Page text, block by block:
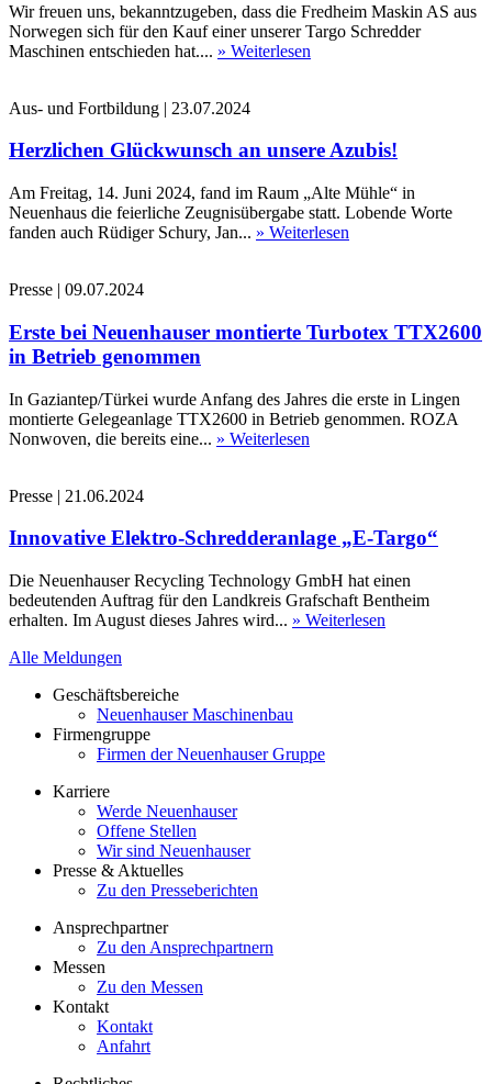
Wir freuen uns, bekanntzugeben, dass die Fredheim Maskin AS aus
Norwegen sich für den Kauf einer unserer Targo Schredder
Maschinen entschieden hat.... » Weiterlesen
Aus- und Fortbildung | 23.07.2024
Herzlichen Glückwunsch an unsere Azubis!
Am Freitag, 14. Juni 2024, fand im Raum „Alte Mühle“ in
Neuenhaus die feierliche Zeugnisübergabe statt. Lobende Worte
fanden auch Rüdiger Schury, Jan... » Weiterlesen
Presse | 09.07.2024
Erste bei Neuenhauser montierte Turbotex TTX2600
in Betrieb genommen
In Gaziantep/Türkei wurde Anfang des Jahres die erste in Lingen
montierte Gelegeanlage TTX2600 in Betrieb genommen. ROZA
Nonwoven, die bereits eine... » Weiterlesen
Presse | 21.06.2024
Innovative Elektro-Schredderanlage „E-Targo“
Die Neuenhauser Recycling Technology GmbH hat einen
bedeutenden Auftrag für den Landkreis Grafschaft Bentheim
erhalten. Im August dieses Jahres wird... » Weiterlesen
Alle Meldungen
Geschäftsbereiche
Neuenhauser Maschinenbau
Firmengruppe
Firmen der Neuenhauser Gruppe
Karriere
Werde Neuenhauser
Offene Stellen
Wir sind Neuenhauser
Presse & Aktuelles
Zu den Presseberichten
Ansprechpartner
Zu den Ansprechpartnern
Messen
Zu den Messen
Kontakt
Kontakt
Anfahrt